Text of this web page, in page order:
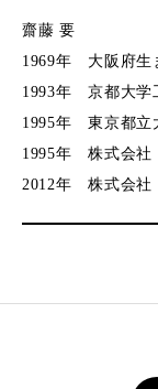
齋藤 要
1969年 大阪府⽣
1993年 京都大学
1995年 東京都⽴
1995年 株式会社
2012年 株式会社